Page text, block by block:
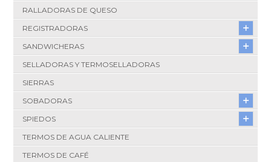
RALLADORAS DE QUESO
REGISTRADORAS
SANDWICHERAS
SELLADORAS Y TERMOSELLADORAS
SIERRAS
SOBADORAS
SPIEDOS
TERMOS DE AGUA CALIENTE
TERMOS DE CAFÉ